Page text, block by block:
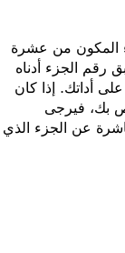
المكون من عشرة
الجزء أدناه
أداتك. إذا كان
بك، فيرجى
عن الجزء الذي